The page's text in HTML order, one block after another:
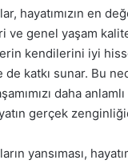
hayatımızın en
ve genel yaşam
kendilerini iyi
katkı sunar. Bu
daha
gerçek
yansıması,